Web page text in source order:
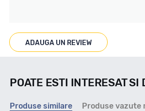
Marcat M+S
Indice viteza
ADAUGA UN REVIEW
POATE ESTI INTERESAT SI
Produse similare Produse vazute